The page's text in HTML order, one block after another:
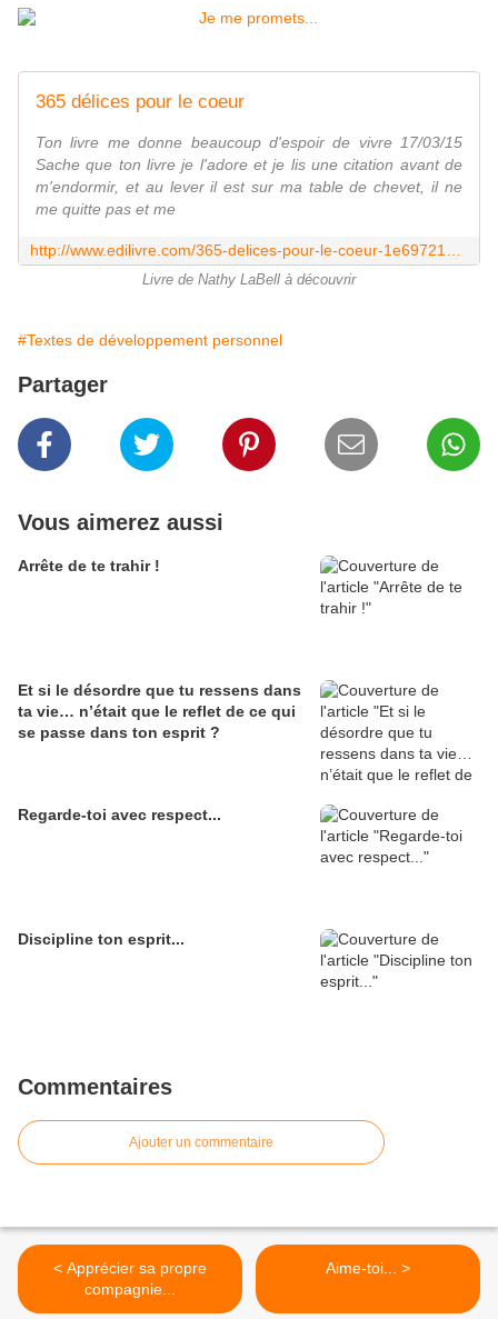
365 délices pour le coeur
Ton livre me donne beaucoup d'espoir de vivre 17/03/15
Sache que ton livre je l'adore et je lis une citation avant de
m'endormir, et au lever il est sur ma table de chevet, il ne
me quitte pas et me
Livre de Nathy LaBell à découvrir
#Textes de développement personnel
Partager
Vous aimerez aussi
Arrête de te trahir !
Et si le désordre que tu ressens dans
ta vie… n’était que le reflet de ce qui
se passe dans ton esprit ?
Regarde-toi avec respect...
Discipline ton esprit...
Commentaires
Ajouter un commentaire
< Apprécier sa propre
compagnie...
Aime-toi... >